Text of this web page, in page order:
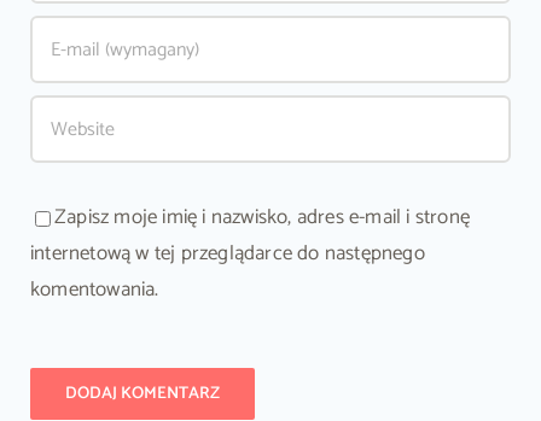
Zapisz moje imię i nazwisko, adres e-mail i stronę
internetową w tej przeglądarce do następnego
komentowania.